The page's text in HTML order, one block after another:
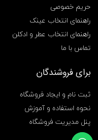
حریم خصوصی
راهنمای انتخاب عینک
راهنمای انتخاب عطر و ادکلن
تماس با ما
برای فروشندگان
ثبت نام و ایجاد فروشگاه
نحوه استفاده و آموزش
پنل مدیریت فروشگاه